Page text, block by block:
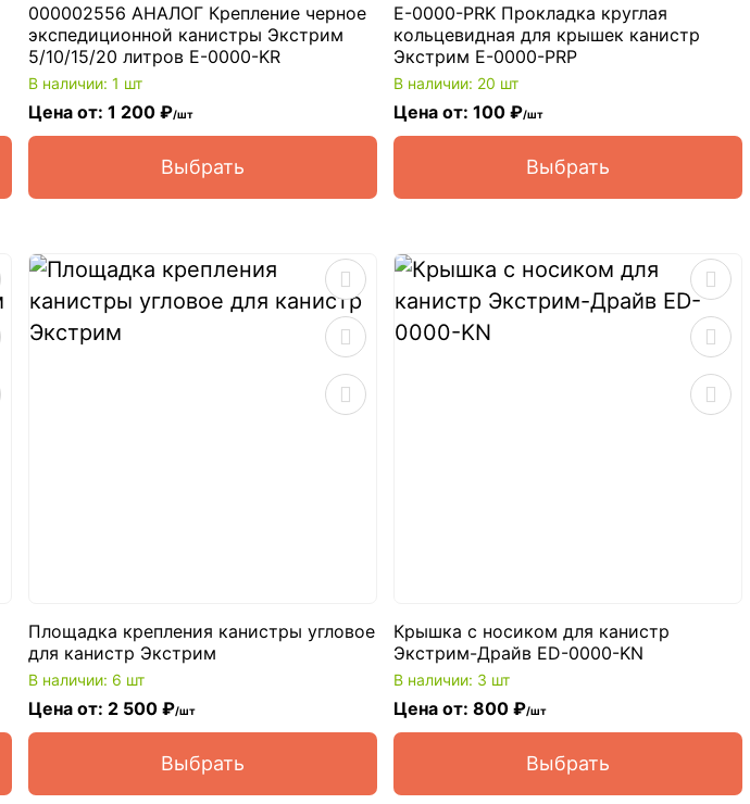
000002556 АНАЛОГ Крепление черное
экспедиционной канистры Экстрим
5/10/15/20 литров E-0000-KR
В наличии: 1 шт
Цена от: 1 200 ₽/шт
Выбрать
E-0000-PRK Прокладка круглая
кольцевидная для крышек канистр
Экстрим E-0000-PRP
В наличии: 20 шт
Цена от: 100 ₽/шт
Выбрать
Площадка крепления канистры угловое
для канистр Экстрим
В наличии: 6 шт
Цена от: 2 500 ₽/шт
Выбрать
Крышка с носиком для канистр
Экстрим-Драйв ED-0000-KN
В наличии: 3 шт
Цена от: 800 ₽/шт
Выбрать